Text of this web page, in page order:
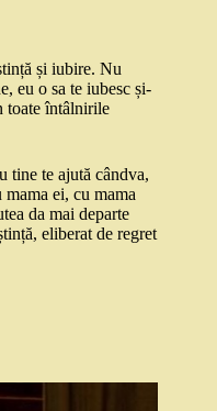
și iubire. Nu
eu o sa te iubesc și-
toate întâlnirile
tine te ajută cândva,
ei, cu mama
da mai departe
eliberat de regret